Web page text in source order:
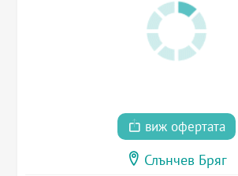
виж офертата
Слънчев Бряг